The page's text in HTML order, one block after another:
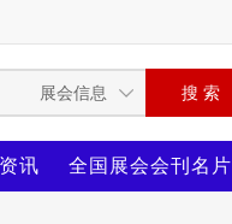
讯 全国展会会刊名片